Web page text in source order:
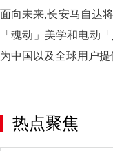
面向未来,长安马自达
「魂动」美学和电动
为中国以及全球用户提
热点聚焦